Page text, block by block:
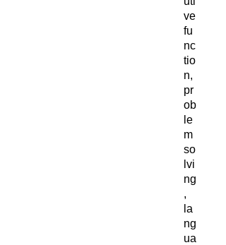
ve
fu
nc
tio
n,
pr
ob
le
m
so
lvi
ng
,
la
ng
ua